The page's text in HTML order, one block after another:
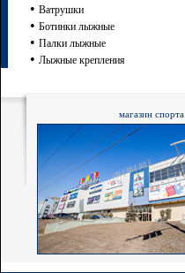
• Ватрушки
• Ботинки лыжные
• Палки лыжные
• Лыжные крепления
магазин спорта